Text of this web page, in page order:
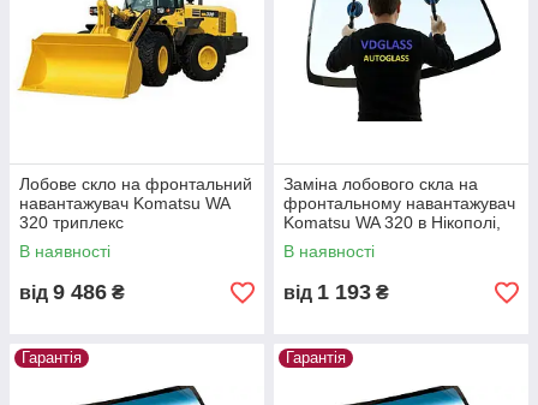
Лобове скло на фронтальний
навантажувач Komatsu WA
320 триплекс
В наявності
від 9 486 ₴
Заміна лобового скла на
фронтальному навантажувач
Komatsu WA 320 в Нікополі,
Києві, Дніпрі
В наявності
від 1 193 ₴
Гарантія Гарантія